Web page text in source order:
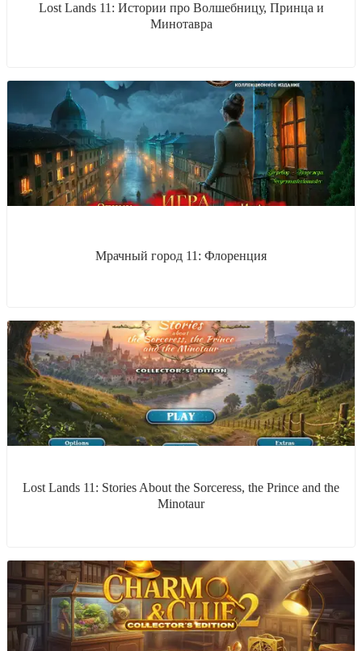
Lost Lands 11: Истории про Волшебницу, Принца и
Минотавра
Мрачный город 11: Флоренция
Lost Lands 11: Stories About the Sorceress, the Prince and the
Minotaur